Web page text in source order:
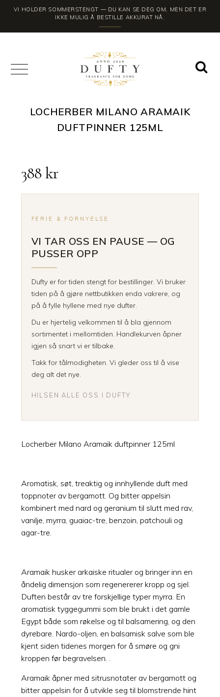
VI HOLDER SOMMERSTENGT — DU KAN SE DEG OM, MEN DET ER
IKKE MULIG Å BESTILLE AKKURAT NÅ.
LOCHERBER MILANO ARAMAIK
DUFTPINNER 125ML
388 kr
FERIE & FORNYELSE
VI TAR OSS EN PAUSE — OG
PUSSER OPP
Dufty er for tiden stengt for bestillinger. Vi bruker
tiden på å gjøre nettbutikken enda vakrere, og
på å fylle hyllene med nye dufter.
Du er hjertelig velkommen til å bla gjennom
sortimentet i mellomtiden. Handlekurven åpner
igjen så snart vi er tilbake.
Takk for tålmodigheten. Vi gleder oss til å vise
deg alt det nye.
HILSEN ALLE OSS I DUFTY
Locherber Milano Aramaik duftpinner 125ml
Aromatisk, søt, treaktig og innhyllende duft med
toppnoter av bergamott. Og bitter appelsin
kombinert med nard og geranium til slutt med rav,
vanilje, myrra, guaiac-tre, benzoin, patchouli og
agar-tre.
Aramaik husker arkaiske ritualer og bringer inn en
åndelig dimensjon som regenererer kropp og sjel.
Duften består av tre forskjellige typer myrra. En
aromatisk tyggegummi som ble brukt i det gamle
Egypt både som røkelse og til balsamering, og den
dyrebare. Nardo-oljen, en balsamisk salve som ble
kjent siden tidenes morgen for å smøre og gni
kroppen før begravelsen. .
Aramaik åpner med sitrusnotater av bergamott og
bitter appelsin for å utvikle seg til blomstrende hint